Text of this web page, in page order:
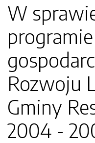
W
programie
Rozwoju
Gminy
2004 -